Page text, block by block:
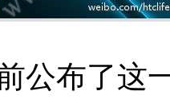
公布了这